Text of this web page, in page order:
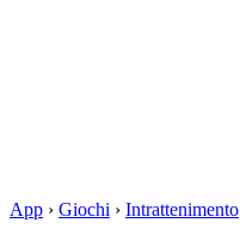
App › Giochi › Intrattenimento